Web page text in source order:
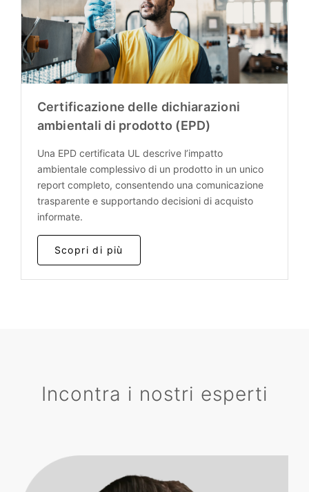
Certificazione delle dichiarazioni
ambientali di prodotto (EPD)
Una EPD certificata UL descrive l’impatto
ambientale complessivo di un prodotto in un unico
report completo, consentendo una comunicazione
trasparente e supportando decisioni di acquisto
informate.
Scopri di più
Incontra i nostri esperti